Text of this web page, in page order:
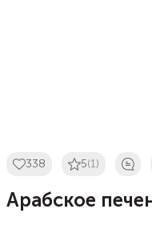
338 5(1)
Арабское